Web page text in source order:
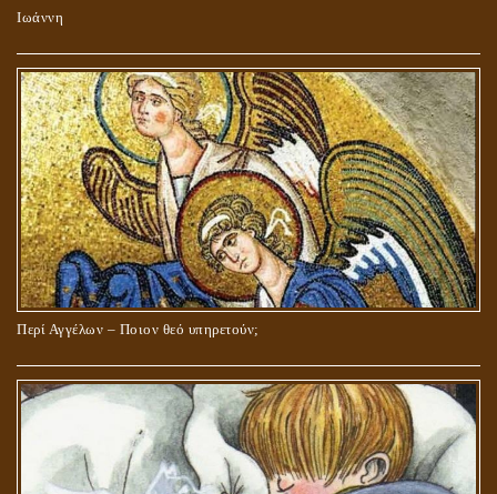
Ιωάννη
Περί Αγγέλων – Ποιον θεό υπηρετούν;